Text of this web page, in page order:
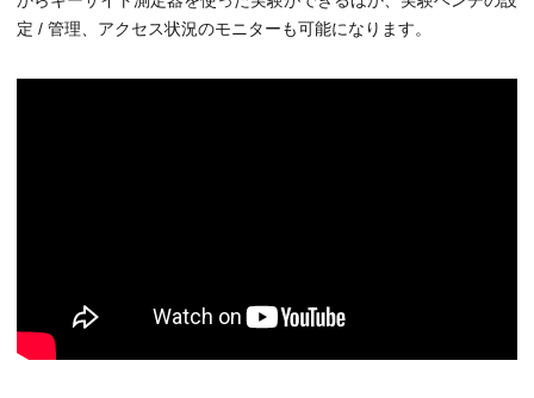
定 / 管理、アクセス状況のモニターも可能になります。